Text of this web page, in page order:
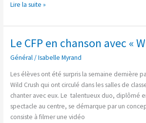
Lire la suite »
Le CFP en chanson avec «
Général/Isabelle Myrand
Les élèves ont été surpris la semaine dernière
Wild Crush qui ont circulé dans les salles de
chanter avec eux. Le talentueux duo, diplômé
spectacle au centre, se démarque par un
consiste à filmer une vidéo
Le
en
chanson
avec
« Wild
Crush »